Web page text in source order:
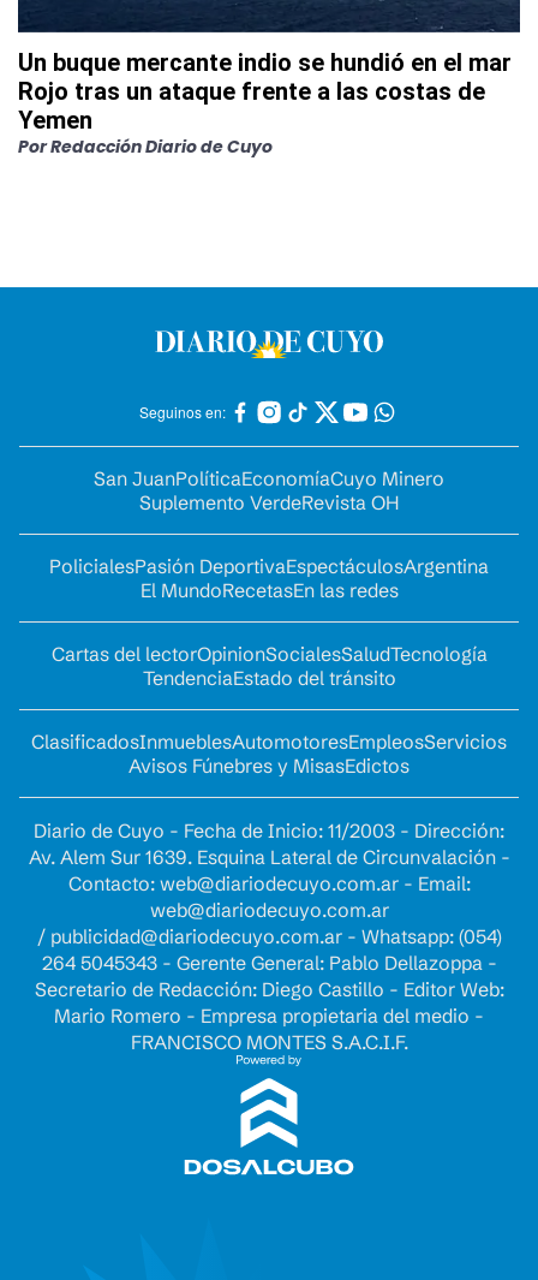
Un buque mercante indio se hundió en el mar
Rojo tras un ataque frente a las costas de
Yemen
PorRedacción Diario de Cuyo
Seguinos en:
San JuanPolíticaEconomíaCuyo Minero
Suplemento VerdeRevista OH
PolicialesPasión DeportivaEspectáculosArgentina
El MundoRecetasEn las redes
Cartas del lectorOpinionSocialesSaludTecnología
TendenciaEstado del tránsito
ClasificadosInmueblesAutomotoresEmpleosServicios
Avisos Fúnebres y MisasEdictos
Diario de Cuyo - Fecha de Inicio: 11/2003 - Dirección:
Av. Alem Sur 1639. Esquina Lateral de Circunvalación -
Contacto: web@diariodecuyo.com.ar- Email:
web@diariodecuyo.com.ar
/ publicidad@diariodecuyo.com.ar- Whatsapp: (054)
264 5045343 - Gerente General: Pablo Dellazoppa -
Secretario de Redacción: Diego Castillo - Editor Web:
Mario Romero - Empresa propietaria del medio -
FRANCISCO MONTES S.A.C.I.F.